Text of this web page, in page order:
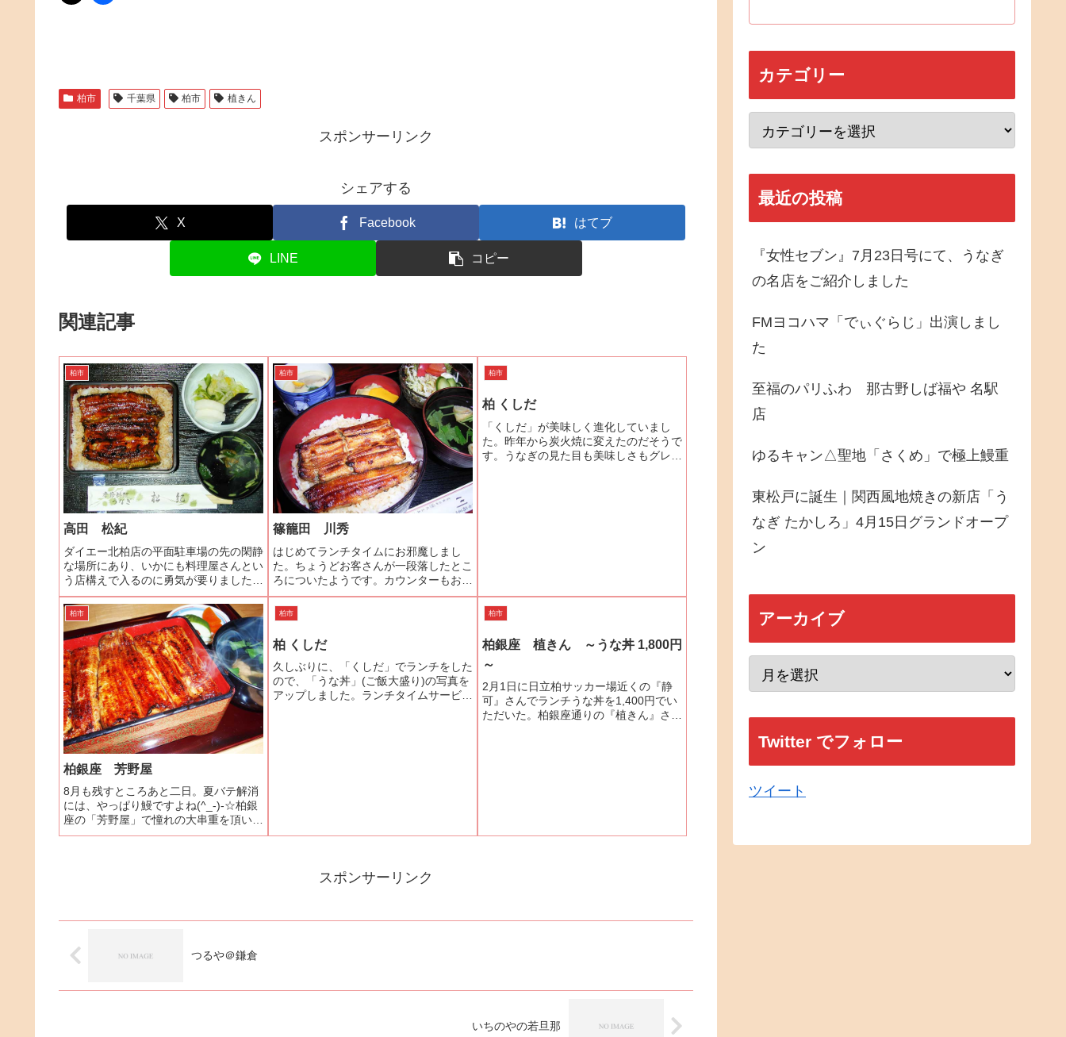
柏市 千葉県 柏市 植きん
スポンサーリンク
シェアする
X Facebook はてブ
LINE コピー
関連記事
柏市
高田 松紀
ダイエー北柏店の平面駐車場の先の閑静
な場所にあり、いかにも料理屋さんとい
う店構えで入るのに勇気が要りました
が、女将さんはとても気さくでホッとし
ました。うな重も気取りがなく、｢美味
しゅうございました｣というより｢あー、
食べた｣という感じです。...
柏市
篠籠田 川秀
はじめてランチタイムにお邪魔しまし
た。ちょうどお客さんが一段落したとこ
ろについたようです。カウンターもお座
敷も空いていましたのでお座敷で頂くこ
とにします。ランチタイムには、サラダ
と茶碗蒸しがサービスでつきます。ラン
チタイムにしかない「うな丼...
柏市
柏 くしだ
「くしだ」が美味しく進化していまし
た。昨年から炭火焼に変えたのだそうで
す。うなぎの見た目も美味しさもグレー
柏市
柏銀座 芳野屋
8月も残すところあと二日。夏バテ解消
には、やっぱり鰻ですよね(^_-)-☆柏銀
座の「芳野屋」で憧れの大串重を頂いて
きました！お重の中には、蒲焼きが1尾
柏市
柏 くしだ
久しぶりに、「くしだ」でランチをした
ので、「うな丼」(ご飯大盛り)の写真を
アップしました。ランチタイムサービス
柏市
柏銀座 植きん ～うな丼 1,800円
～
2月1日に日立柏サッカー場近くの『静
可』さんでランチうな丼を1,400円でい
ただいた。柏銀座通りの『植きん』さん
スポンサーリンク
つるや＠鎌倉
いちのやの若旦那
カテゴリー
最近の投稿
『女性セブン』7月23日号にて、うなぎ
の名店をご紹介しました
FMヨコハマ「でぃぐらじ」出演しまし
た
至福のパリふわ 那古野しば福や 名駅
店
ゆるキャン△聖地「さくめ」で極上鰻重
東松戸に誕生｜関西風地焼きの新店「う
なぎ たかしろ」4月15日グランドオープ
ン
アーカイブ
Twitter でフォロー
ツイート